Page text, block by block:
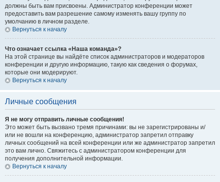
должны быть вам присвоены. Администратор конференции может
предоставить вам разрешение самому изменять вашу группу по
умолчанию в личном разделе.
Вернуться к началу
Что означает ссылка «Наша команда»?
На этой странице вы найдёте список администраторов и модераторов
конференции и другую информацию, такую как сведения о форумах,
которые они модерируют.
Вернуться к началу
Личные сообщения
Я не могу отправить личные сообщения!
Это может быть вызвано тремя причинами: вы не зарегистрированы и/
или не вошли на конференцию, администратор запретил отправку
личных сообщений на всей конференции или же администратор запретил
это вам лично. Свяжитесь с администратором конференции для
получения дополнительной информации.
Вернуться к началу